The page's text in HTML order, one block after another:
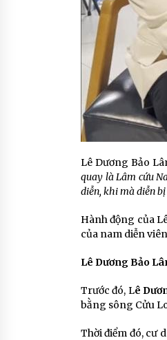
Lê Dương Bảo
quay là Lâm cứu
diễn, khi mà diễn
Hành động của
của nam diễn
Lê Dương Bảo
Trước đó, Lê
bằng sông Cửu
Thời điểm đó, cư